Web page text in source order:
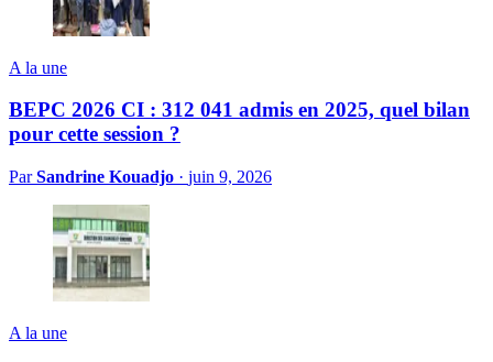
A la une
BEPC 2026 CI : 312 041 admis en 2025, quel bilan
pour cette session ?
ParSandrine Kouadjo · juin 9, 2026
A la une